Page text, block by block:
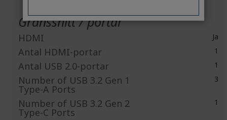
Gränssnitt / portar
HDMI Ja
Antal HDMI-portar 1
Antal USB 2.0-portar 1
Number of USB 3.2 Gen 1
Type-A Ports
3
Number of USB 3.2 Gen 2
Type-C Ports
1